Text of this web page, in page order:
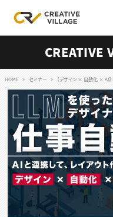
ログイン
RECRUIT
クリエイター求人を探す
CREATIVE JOB求人
特集求人
採用説明会
転職支援サービス
CONTENTS
CREATIVE
HOME セミナー 【デザイン × 自動化 × AI